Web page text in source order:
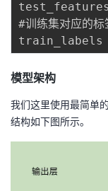
#训练集对应的标
train_labels
模型架构
我们这里使用最简单的
结构如下图所示。